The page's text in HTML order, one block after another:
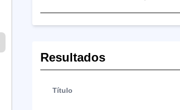
Resultados
Título